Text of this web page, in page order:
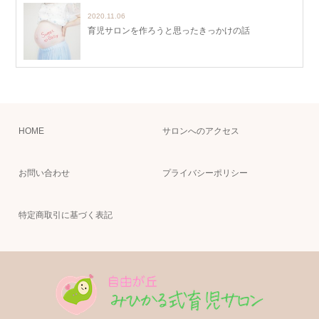
2020.11.06
育児サロンを作ろうと思ったきっかけの話
HOME サロンへのアクセス
お問い合わせ プライバシーポリシー
特定商取引に基づく表記